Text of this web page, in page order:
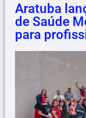
Aratuba
de Saúde
para